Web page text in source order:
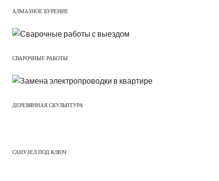
АЛМАЗНОЕ БУРЕНИЕ
СВАРОЧНЫЕ РАБОТЫ
ДЕРЕВЯННАЯ СКУЛЬПТУРА
САНУЗЕЛ ПОД КЛЮЧ